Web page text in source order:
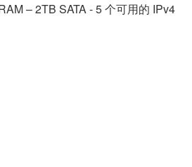
– 2TB SATA - 5 个可用的 IPv4